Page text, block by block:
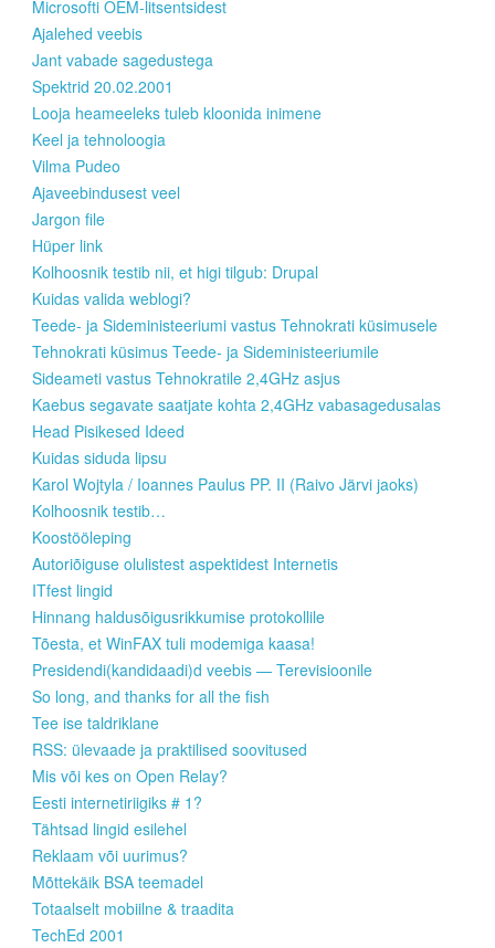
Microsofti OEM-litsentsidest
Ajalehed veebis
Jant vabade sagedustega
Spektrid 20.02.2001
Looja heameeleks tuleb kloonida inimene
Keel ja tehnoloogia
Vilma Pudeo
Ajaveebindusest veel
Jargon file
Hüper link
Kolhoosnik testib nii, et higi tilgub: Drupal
Kuidas valida weblogi?
Teede- ja Sideministeeriumi vastus Tehnokrati küsimusele
Tehnokrati küsimus Teede- ja Sideministeeriumile
Sideameti vastus Tehnokratile 2,4GHz asjus
Kaebus segavate saatjate kohta 2,4GHz vabasagedusalas
Head Pisikesed Ideed
Kuidas siduda lipsu
Karol Wojtyla / Ioannes Paulus PP. II (Raivo Järvi jaoks)
Kolhoosnik testib…
Koostööleping
Autoriõiguse olulistest aspektidest Internetis
ITfest lingid
Hinnang haldusõigusrikkumise protokollile
Tõesta, et WinFAX tuli modemiga kaasa!
Presidendi(kandidaadi)d veebis — Terevisioonile
So long, and thanks for all the fish
Tee ise taldriklane
RSS: ülevaade ja praktilised soovitused
Mis või kes on Open Relay?
Eesti internetiriigiks # 1?
Tähtsad lingid esilehel
Reklaam või uurimus?
Mõttekäik BSA teemadel
Totaalselt mobiilne & traadita
TechEd 2001